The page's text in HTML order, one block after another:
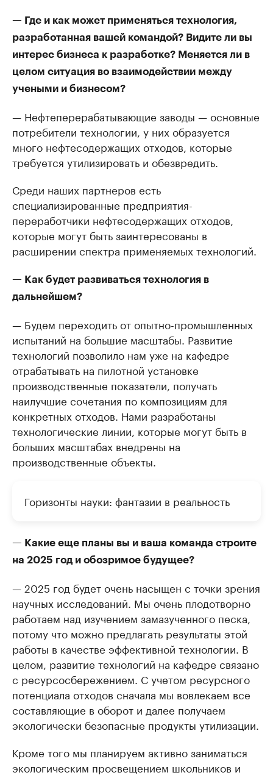
— Где и как может применяться технология,
разработанная вашей командой? Видите ли вы
интерес бизнеса к разработке? Меняется ли в
целом ситуация во взаимодействии между
учеными и бизнесом?
— Нефтеперерабатывающие заводы — основные
потребители технологии, у них образуется
много нефтесодержащих отходов, которые
требуется утилизировать и обезвредить.
Среди наших партнеров есть
специализированные предприятия-
переработчики нефтесодержащих отходов,
которые могут быть заинтересованы в
расширении спектра применяемых технологий.
— Как будет развиваться технология в
дальнейшем?
— Будем переходить от опытно-промышленных
испытаний на большие масштабы. Развитие
технологий позволило нам уже на кафедре
отрабатывать на пилотной установке
производственные показатели, получать
наилучшие сочетания по композициям для
конкретных отходов. Нами разработаны
технологические линии, которые могут быть в
больших масштабах внедрены на
производственные объекты.
Горизонты науки: фантазии в реальность
— Какие еще планы вы и ваша команда строите
на 2025 год и обозримое будущее?
— 2025 год будет очень насыщен с точки зрения
научных исследований. Мы очень плодотворно
работаем над изучением замазученного песка,
потому что можно предлагать результаты этой
работы в качестве эффективной технологии. В
целом, развитие технологий на кафедре связано
с ресурсосбережением. С учетом ресурсного
потенциала отходов сначала мы вовлекаем все
составляющие в оборот и далее получаем
экологически безопасные продукты утилизации.
Кроме того мы планируем активно заниматься
экологическим просвещением школьников и